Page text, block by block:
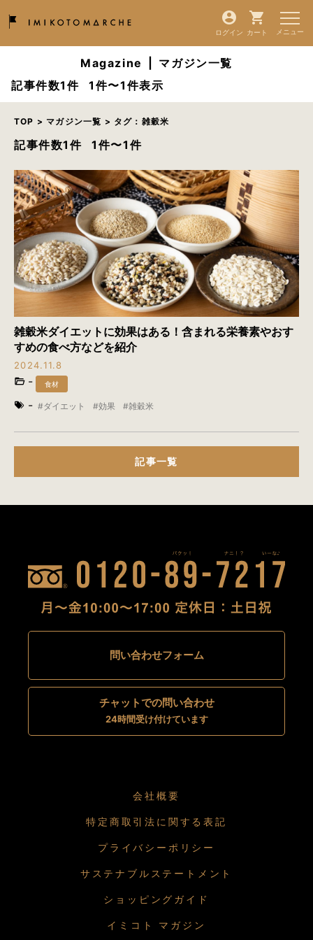
ログイン カート
Magazine
マガジン一覧
記事件数1件
1件〜1件表示
TOP > マガジン一覧 > タグ：雑穀米
記事件数1件 1件〜1件
雑穀米ダイエットに効果はある！含まれる栄養素やおす
すめの食べ方などを紹介
2024.11.8
- 食材
- ダイエット 効果 雑穀米
記事一覧
会社概要
特定商取引法に関する表記
プライバシーポリシー
サステナブルステートメント
ショッピングガイド
イミコト マガジン
問い合わせフォーム
チャットでの問い合わせ
24時間受け付けています